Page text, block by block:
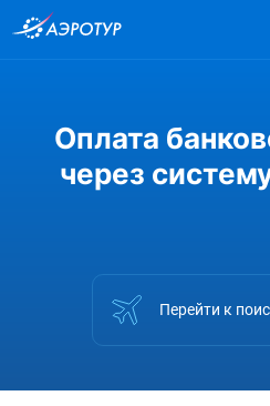
Оплата
через
Перейти к